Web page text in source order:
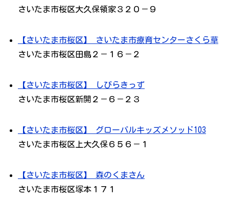
さいたま市桜区大久保領家３２０－９
【さいたま市桜区】 さいたま市療育センターさくら草
さいたま市桜区田島２－１６－２
【さいたま市桜区】 しびらきっず
さいたま市桜区新開２－６－２３
【さいたま市桜区】 グローバルキッズメソッド103
さいたま市桜区上大久保６５６－１
【さいたま市桜区】 森のくまさん
さいたま市桜区塚本１７１